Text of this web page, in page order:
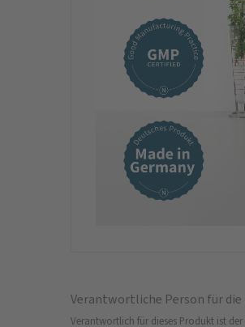
Verantwortliche Person für die
Verantwortlich für dieses Produkt ist